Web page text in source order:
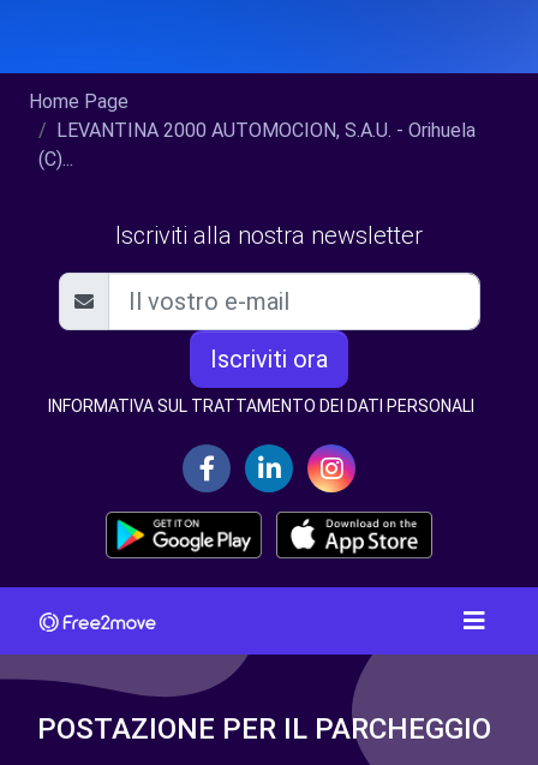
Home Page
LEVANTINA 2000 AUTOMOCION, S.A.U. - Orihuela
(C)...
Iscriviti alla nostra newsletter
Iscriviti ora
INFORMATIVA SUL TRATTAMENTO DEI DATI PERSONALI
POSTAZIONE PER IL PARCHEGGIO